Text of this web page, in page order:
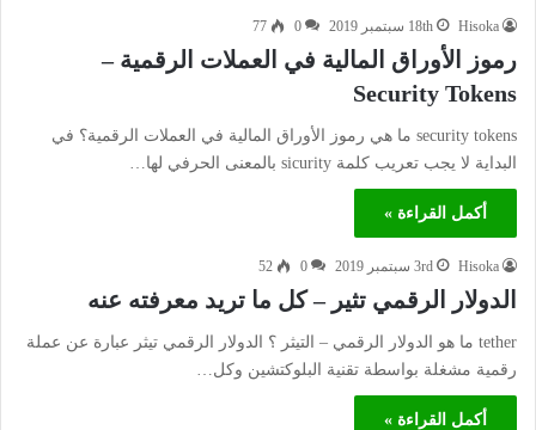
Hisoka 18th سبتمبر 2019 0
77
رموز الأوراق المالية في العملات الرقمية –
Security Tokens
security tokens ما هي رموز الأوراق المالية في العملات الرقمية؟ في
البداية لا يجب تعريب كلمة sicurity بالمعنى الحرفي لها…
أكمل القراءة »
Hisoka 3rd سبتمبر 2019 0
52
الدولار الرقمي تثير – كل ما تريد معرفته عنه
tether ما هو الدولار الرقمي – التيثر ؟ الدولار الرقمي تيثر عبارة عن عملة
رقمية مشغلة بواسطة تقنية البلوكتشين وكل…
أكمل القراءة »